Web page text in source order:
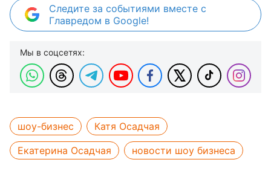
Следите за событиями вместе с
Главредом в Google!
Мы в соцсетях:
шоу-бизнес
Катя Осадчая
Екатерина Осадчая
новости шоу бизнеса